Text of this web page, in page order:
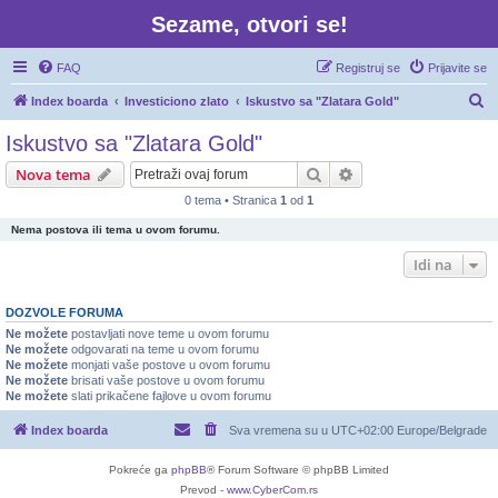
Sezame, otvori se!
FAQ Prijavite se
Registruj se
Index boarda Investiciono zlato Iskustvo sa "Zlatara Gold"
Iskustvo sa "Zlatara Gold"
Nova tema Pretraga
0 tema • Stranica 1 od 1
Nema postova ili tema u ovom forumu.
Idi na
DOZVOLE FORUMA
Ne možete postavljati nove teme u ovom forumu
Ne možete odgovarati na teme u ovom forumu
Ne možete monjati vaše postove u ovom forumu
Ne možete brisati vaše postove u ovom forumu
Ne možete slati prikačene fajlove u ovom forumu
Index boarda Sva vremena su u UTC+02:00 Europe/Belgrade
Pokreće ga phpBB® Forum Software © phpBB Limited
Prevod - www.CyberCom.rs